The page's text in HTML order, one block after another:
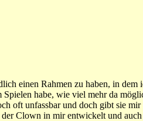
einen Rahmen zu haben, in dem
habe, wie viel mehr da
oft unfassbar und doch gibt sie
Clown in mir entwickelt und